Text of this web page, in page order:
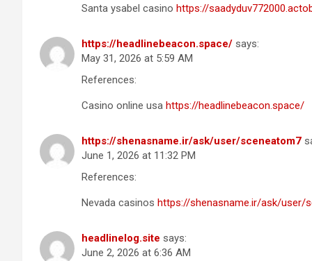
Santa ysabel casino https://
https://headlinebeacon.space/ says:
May 31, 2026 at 5:59 AM
References:
Casino online usa https://headlinebeacon.space/
https://shenasname.ir/ask/user/sceneatom7
June 1, 2026 at 11:32 PM
References:
Nevada casinos https://shenasname.ir/ask/user/
headlinelog.site says:
June 2, 2026 at 6:36 AM